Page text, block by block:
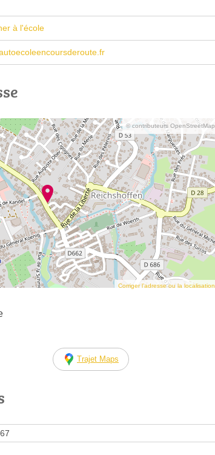
à l'école
© contributeurs OpenStreetMap
Corriger l’adresse ou la localisation
Trajet Maps